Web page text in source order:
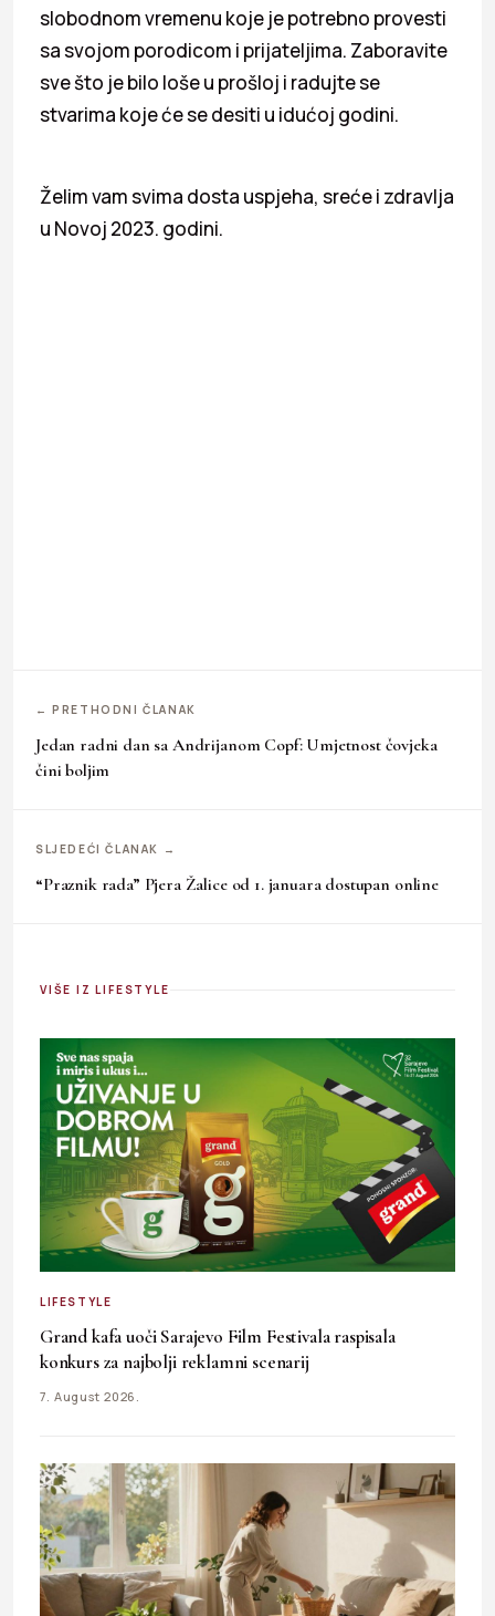
slobodnom vremenu koje je potrebno provesti
sa svojom porodicom i prijateljima. Zaboravite
sve što je bilo loše u prošloj i radujte se
stvarima koje će se desiti u idućoj godini.
Želim vam svima dosta uspjeha, sreće i zdravlja
u Novoj 2023. godini.
← PRETHODNI ČLANAK
Jedan radni dan sa Andrijanom Copf: Umjetnost čovjeka
čini boljim
SLJEDEĆI ČLANAK →
“Praznik rada” Pjera Žalice od 1. januara dostupan online
VIŠE IZ LIFESTYLE
LIFESTYLE
Grand kafa uoči Sarajevo Film Festivala raspisala
konkurs za najbolji reklamni scenarij
7. August 2026.